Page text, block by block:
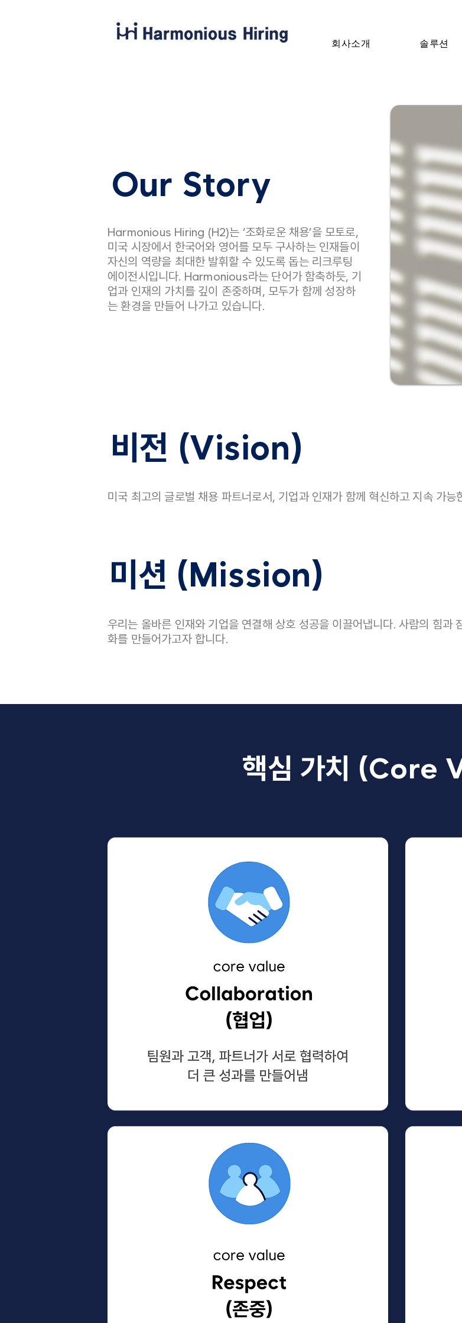
회사소개 솔루션
Our Story
Harmonious Hiring (H2)는 ‘조화로운 채용’을 모토로,
미국 시장에서 한국어와 영어를 모두 구사하는 인재들이
자신의 역량을 최대한 발휘할 수 있도록 돕는 리크루팅
에이전시입니다. Harmonious라는 단어가 함축하듯, 기
업과 인재의 가치를 깊이 존중하며, 모두가 함께 성장하
는 환경을 만들어 나가고 있습니다.
비전 (Vision)
미국 최고의 글로벌 채용 파트너로서, 기업과 인재가 함께 혁신하고 지속 가
미션 (Mission)
우리는 올바른 인재와 기업을 연결해 상호 성공을 이끌어냅니다. 사람의 힘과
화를 만들어가고자 합니다.
핵심 가치 (Core